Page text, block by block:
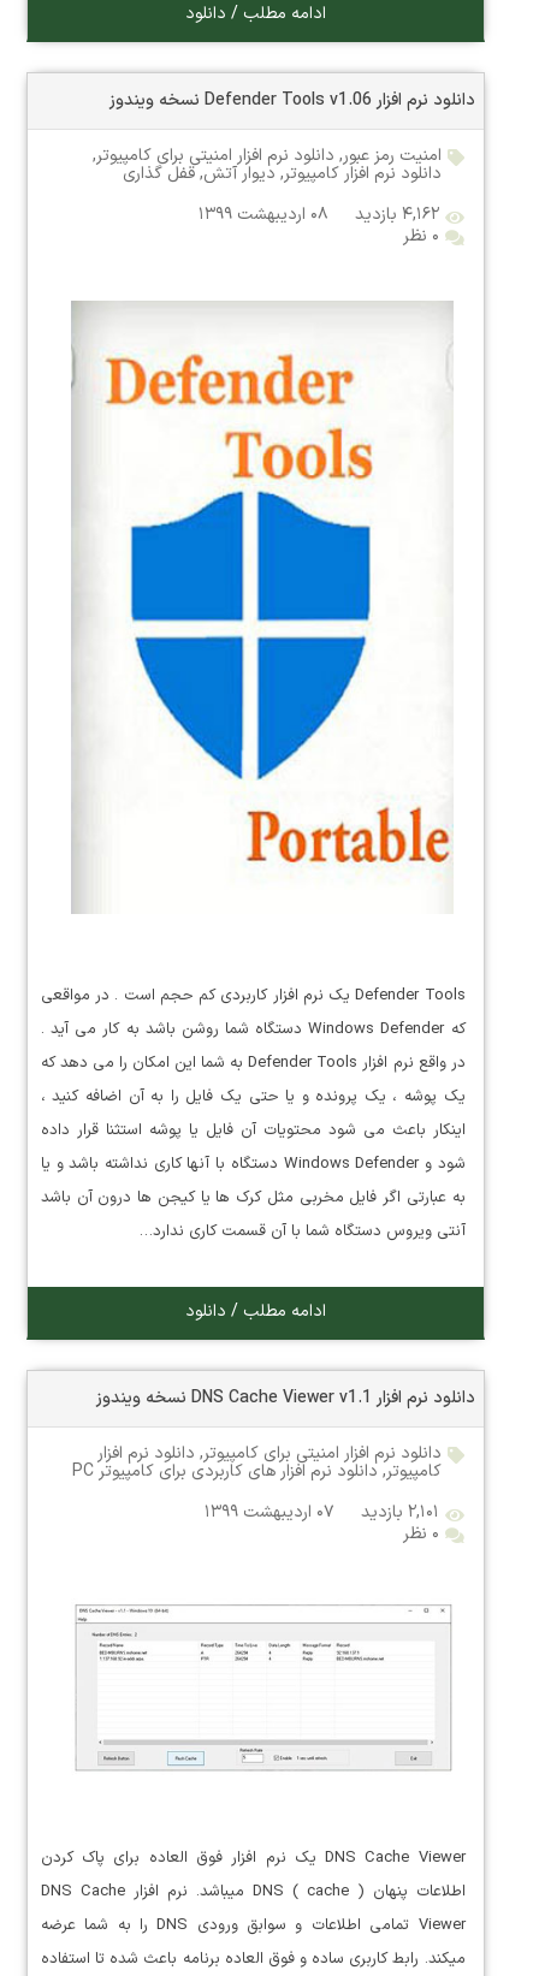
ادامه مطلب / دانلود
دانلود نرم افزار Defender Tools v1.06 نسخه ویندوز
امنیت رمز عبور, دانلود نرم افزار امنیتی برای کامپیوتر,
دانلود نرم افزار کامپیوتر, دیوار آتش,قفل گذاری
۴,۱۶۲ بازدید
۰۸ اردیبهشت ۱۳۹۹
۰ نظر
Defender Tools یک نرم افزار کاربردی کم حجم است . در مواقعی
که Windows Defender دستگاه شما روشن باشد به کار می آید .
در واقع نرم افزار Defender Tools به شما این امکان را می دهد که
یک پوشه ، یک پرونده و یا حتی یک فایل را به آن اضافه کنید ،
اینکار باعث می شود محتویات آن فایل یا پوشه استثنا قرار داده
شود و Windows Defender دستگاه با آنها کاری نداشته باشد و یا
به عبارتی اگر فایل مخربی مثل کرک ها یا کیجن ها درون آن باشد
آنتی ویروس دستگاه شما با آن قسمت کاری ندارد…
ادامه مطلب / دانلود
دانلود نرم افزار DNS Cache Viewer v1.1 نسخه ویندوز
دانلود نرم افزار امنیتی برای کامپیوتر, دانلود نرم افزار
کامپیوتر,دانلود نرم افزار های کاربردی برای کامپیوتر PC
۲,۱۰۱ بازدید
۰۷ اردیبهشت ۱۳۹۹
۰ نظر
DNS Cache Viewer یک نرم افزار فوق العاده برای پاک کردن
اطلاعات پنهان ( cache ) DNS میباشد. نرم افزار DNS Cache
Viewer تمامی اطلاعات و سوابق ورودی DNS را به شما عرضه
میکند. رابط کاربری ساده و فوق العاده برنامه باعث شده تا استفاده